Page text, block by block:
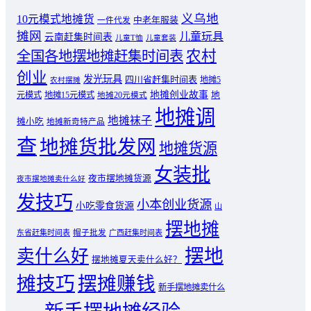
10元模式地摊货 一件代发 中老年服装 义乌地
摊网 云南赶集时间表 儿童T恤 儿童套装 儿童玩具
全国各地摆地摊赶集时间表 农村
创业 农村摆摊 发光玩具 四川省赶集时间表 地摊5
元模式 地摊15元模式 地摊20元模式 地摊创业故事 地
摊小吃 地摊新奇特产品 地摊袜子 地摊调
查地摊货批发网 地摊货源
夜市摆地摊卖什么好 夜市摆地摊货源 女装批
发技巧 小吃零食货源 小本创业货源 山
东省赶集时间表 帽子批发 广西赶集时间表 摆地摊
卖什么好 摆地摊夏天卖什么好？
摆地
摊技巧摆摊赚钱 新手摆地摊卖什么